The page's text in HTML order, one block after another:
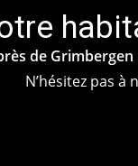
de Grimbergen
N’hésitez pas